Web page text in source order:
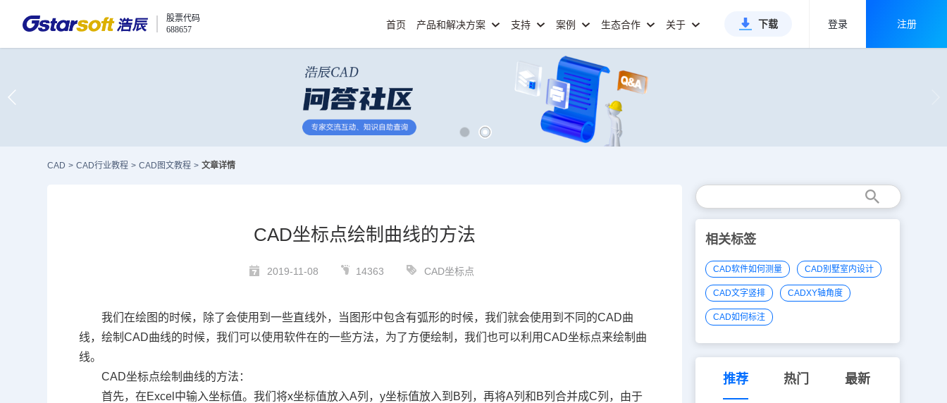
股票代码
688657
首页 产品和解决方案 支持 案例 生态合作 关于 下载 登录 注册
CAD > CAD行业教程 > CAD图文教程 > 文章详情
CAD坐标点绘制曲线的方法
2019-11-08 14363 CAD坐标点
我们在绘图的时候，除了会使用到一些直线外，当图形中包含有弧形的时候，我们就会使用到不同的CAD曲
线，绘制CAD曲线的时候，我们可以使用软件在的一些方法，为了方便绘制，我们也可以利用CAD坐标点来绘制曲
线。
CAD坐标点绘制曲线的方法：
首先，在Excel 中输入坐标值。我们将x坐标值放入A列，y坐标值放入到 B列，再将A列和 B列合并成C列，由于
相关标签
CAD软件如何测量 CAD别墅室内设计
CAD文字竖排 CADXY轴角度
CAD如何标注
推荐 热门 最新